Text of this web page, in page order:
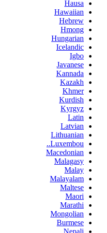
Hausa
Hawaiian
Hebrew
Hmong
Hungarian
Icelandic
Igbo
Javanese
Kannada
Kazakh
Khmer
Kurdish
Kyrgyz
Latin
Latvian
Lithuanian
Luxembou..
Macedonian
Malagasy
Malay
Malayalam
Maltese
Maori
Marathi
Mongolian
Burmese
Nepali